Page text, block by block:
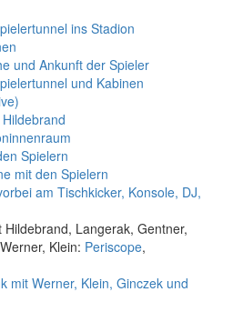
ins Stadion
und Ankunft der Spieler
und Kabinen
Spielern
mit den Spielern
am Tischkicker, Konsole, DJ,
Hildebrand, Langerak, Gentner,
Klein: Periscope,
mit Werner, Klein, Ginczek und